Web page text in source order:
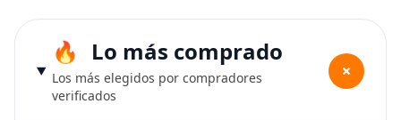
Lo más comprado
Los más elegidos por compradores
verificados
+